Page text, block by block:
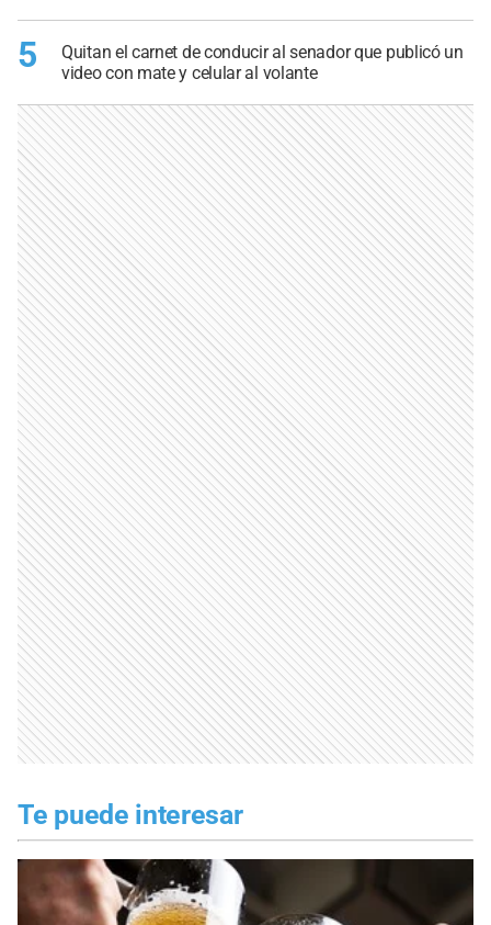
5
Quitan el carnet de conducir al senador que publicó un
video con mate y celular al volante
Te puede interesar